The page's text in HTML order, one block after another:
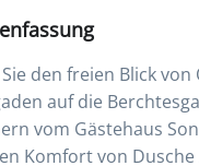
den freien Blick von
auf die
vom Gästehaus
Komfort von Dusche